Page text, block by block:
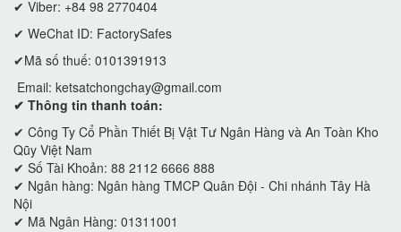
✔ Viber: +84 98 2770404
✔ WeChat ID: FactorySafes
✔Mã số thuế: 0101391913
Email: ketsatchongchay@gmail.com
✔ Thông tin thanh toán:
✔ Công Ty Cổ Phần Thiết Bị Vật Tư Ngân Hàng và An Toàn Kho
Qũy Việt Nam
✔ Số Tài Khoản: 88 2112 6666 888
✔ Ngân hàng: Ngân hàng TMCP Quân Đội - Chi nhánh Tây Hà
Nội
✔ Mã Ngân Hàng: 01311001